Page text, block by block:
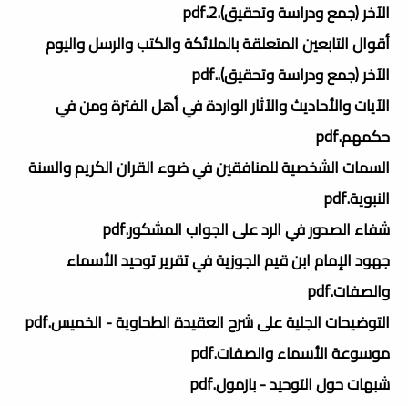
الآخر (جمع ودراسة وتحقيق).2.pdf
أقوال التابعين المتعلقة بالملائكة والكتب والرسل واليوم
الآخر (جمع ودراسة وتحقيق)..pdf
الآيات والأحاديث والآثار الواردة في أهل الفترة ومن في
حكمهم.pdf
السمات الشخصية للمنافقين في ضوء القران الكريم والسنة
النبوية.pdf
شفاء الصدور في الرد على الجواب المشكور.pdf
جهود الإمام ابن قيم الجوزية في تقرير توحيد الأسماء
والصفات.pdf
التوضيحات الجلية على شرح العقيدة الطحاوية - الخميس.pdf
موسوعة الأسماء والصفات.pdf
شبهات حول التوحيد - بازمول.pdf